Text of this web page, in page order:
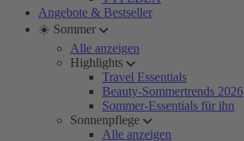
Angebote & Bestseller
☀️ Sommer
Alle anzeigen
Highlights
Travel Essentials
Beauty-Sommertrends 2026
Sommer-Essentials für ihn
Sonnenpflege
Alle anzeigen